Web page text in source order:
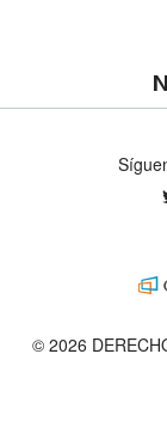
© 2026